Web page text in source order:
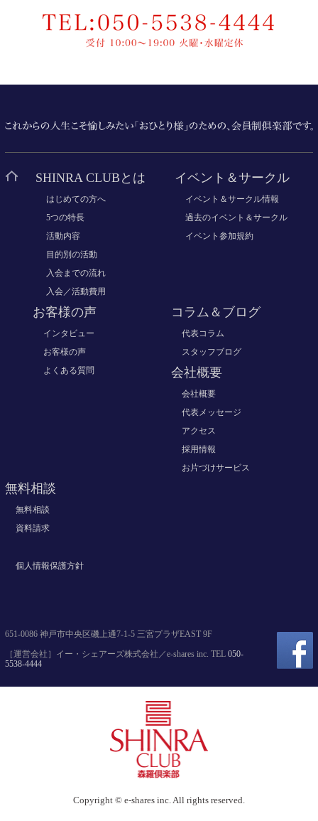
SHINRA CLUBとは
はじめての方へ
5つの特長
活動内容
目的別の活動
入会までの流れ
入会／活動費用
イベント＆サークル
イベント＆サークル情報
過去のイベント＆サークル
イベント参加規約
お客様の声
インタビュー
お客様の声
よくある質問
コラム＆ブログ
代表コラム
スタッフブログ
会社概要
会社概要
代表メッセージ
アクセス
採用情報
お片づけサービス
無料相談
無料相談
資料請求
個人情報保護方針
651-0086 神戸市中央区磯上通7-1-5 三宮プラザEAST 9F
［運営会社］イー・シェアーズ株式会社／e-shares inc. TEL 050-
5538-4444
Copyright © e-shares inc. All rights reserved.